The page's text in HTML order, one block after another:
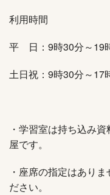
利用時間
平 日：9時30分～19
土日祝：9時30分～17
・学習室は持ち込み
屋です。
・座席の指定はあり
ださい。